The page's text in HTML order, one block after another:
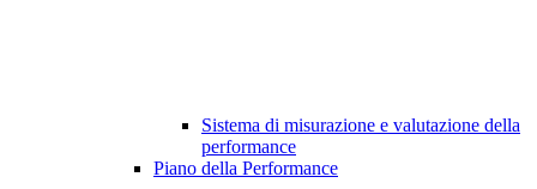
Sistema di misurazione e valutazione della
performance
Piano della Performance